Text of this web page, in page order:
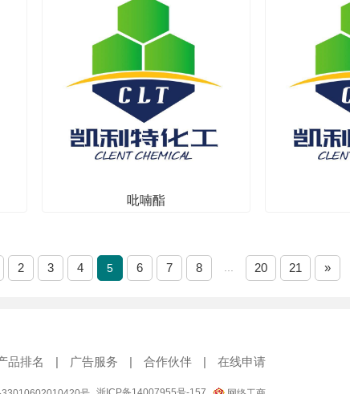
吡喃酯
2 3 4 5 6 7 8 20 21 »
品排名 | 广告服务 | 合作伙伴 | 在线申请